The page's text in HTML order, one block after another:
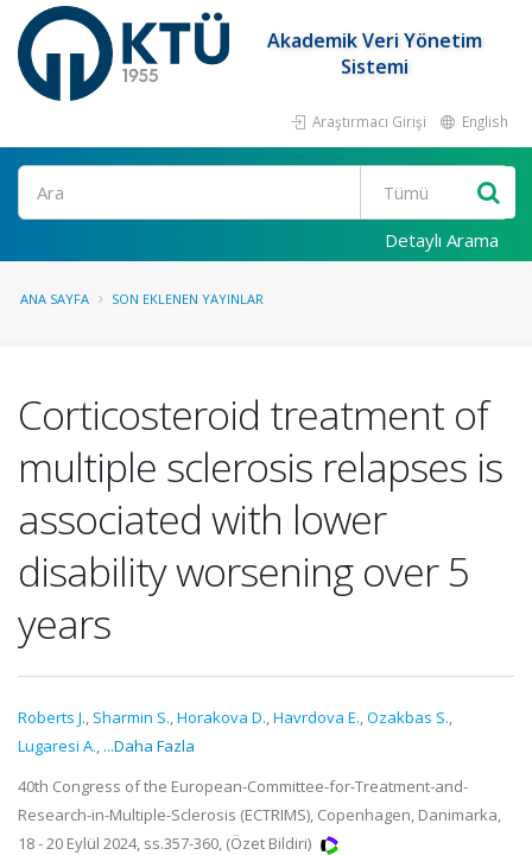
Akademik Veri Yönetim
Sistemi
Araştırmacı Girişi English
Ara
Detaylı Arama
ANA SAYFA SON EKLENEN YAYINLAR
Corticosteroid treatment of
multiple sclerosis relapses is
associated with lower
disability worsening over 5
years
Roberts J., Sharmin S.,Horakova D.,Havrdova E.,Ozakbas S.,
Lugaresi A., ...Daha Fazla
40th Congress of the European-Committee-for-Treatment-and-
Research-in-Multiple-Sclerosis (ECTRIMS), Copenhagen, Danimarka,
18 - 20 Eylül 2024, ss.357-360, (Özet Bildiri)